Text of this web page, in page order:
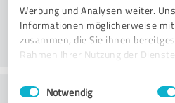
Werbung und Analysen weiter.
Informationen möglicherweise
zusammen, die Sie ihnen
Rahmen Ihrer Nutzung der
Impressum
Einwilligungsauswahl
Notwendig